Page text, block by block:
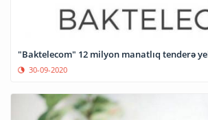
"Baktelecom" 12 milyon manatlıq tenderə
30-09-2020